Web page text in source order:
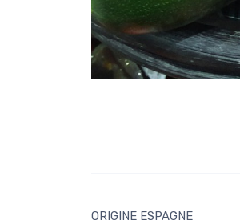
ORIGINE ESPAGNE